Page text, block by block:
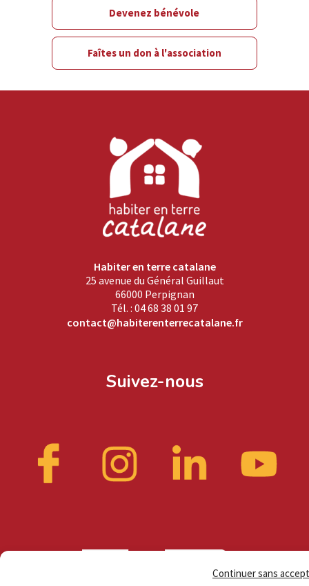
Continuer sans
Devenez bénévole
Faîtes un don à l'association
Habiter en terre catalane
25 avenue du Général Guillaut
66000 Perpignan
Tél. : 04 68 38 01 97
contact@habiterenterrecatalane.fr
Suivez-nous